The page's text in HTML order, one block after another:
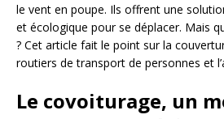
le vent en poupe. Ils offrent une
et écologique pour se déplacer. Mais
? Cet article fait le point sur la
routiers de transport de personnes et
Le covoiturage, un